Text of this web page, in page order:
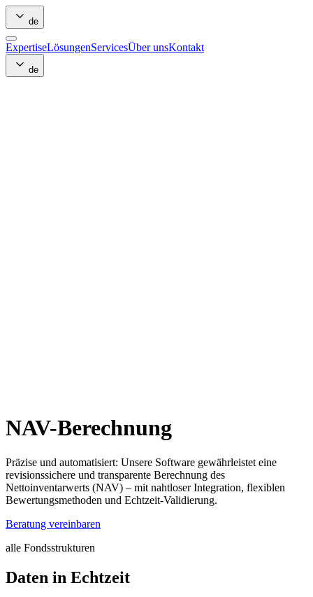
de
ExpertiseLösungenServicesÜber unsKontakt
de
NAV-Berechnung
Präzise und automatisiert: Unsere Software gewährleistet eine
revisionssichere und transparente Berechnung des
Nettoinventarwerts (NAV) – mit nahtloser Integration, flexiblen
Bewertungsmethoden und Echtzeit-Validierung.
Beratung vereinbaren
alle Fondsstrukturen
Daten in Echtzeit